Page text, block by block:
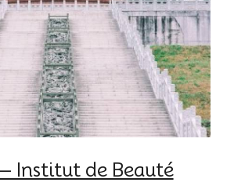
Institut de Beauté